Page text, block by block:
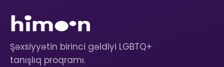
Şəxsiyyətin birinci gəldiyi LGBTQ+
tanışlıq proqramı.